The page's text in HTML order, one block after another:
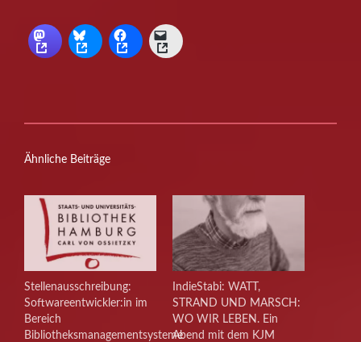
Ähnliche Beiträge
Stellenausschreibung:
Softwareentwickler:in im
Bereich
Bibliotheksmanagementsysteme
IndieStabi: WATT,
STRAND UND MARSCH:
WO WIR LEBEN. Ein
Abend mit dem KJM